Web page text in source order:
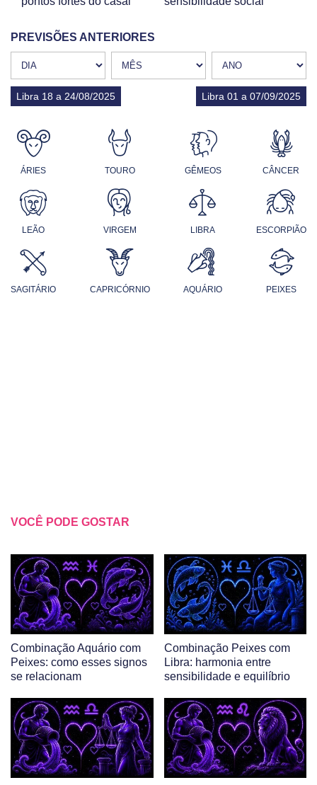
PREVISÕES ANTERIORES
Libra 18 a 24/08/2025 Libra 01 a 07/09/2025
ÁRIES TOURO GÊMEOS CÂNCER
LEÃO VIRGEM LIBRA ESCORPIÃO
SAGITÁRIO CAPRICÓRNIO AQUÁRIO PEIXES
VOCÊ PODE GOSTAR
Combinação Aquário com
Peixes: como esses signos
se relacionam
Combinação Peixes com
Libra: harmonia entre
sensibilidade e equilíbrio